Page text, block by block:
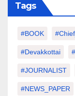
Tags
#BOOK
#devakkottai
#JOURNALIST
#NEWS_PAPER